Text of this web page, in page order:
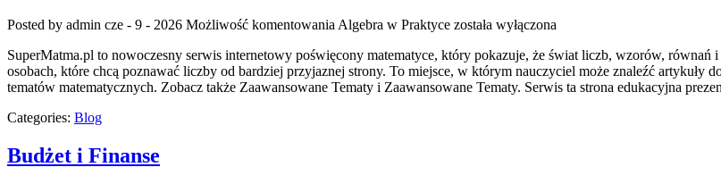
Posted by admin cze - 9 - 2026 Możliwość komentowania Algebra w Praktyce została wyłączona
SuperMatma.pl to nowoczesny serwis internetowy poświęcony matematyce, który pokazuje, że świat liczb, wzorów, równań
osobach, które chcą poznawać liczby od bardziej przyjaznej strony. To miejsce, w którym nauczyciel może znaleźć artykuły
tematów matematycznych. Zobacz także Zaawansowane Tematy i Zaawansowane Tematy. Serwis ta strona edukacyjna
Categories: Blog
Budżet i Finanse